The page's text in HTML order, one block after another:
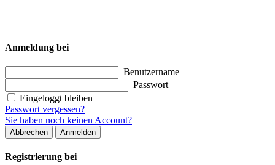
Anmeldung bei
Benutzername
Passwort
Eingeloggt bleiben
Passwort vergessen?
Sie haben noch keinen Account?
Abbrechen Anmelden
Registrierung bei